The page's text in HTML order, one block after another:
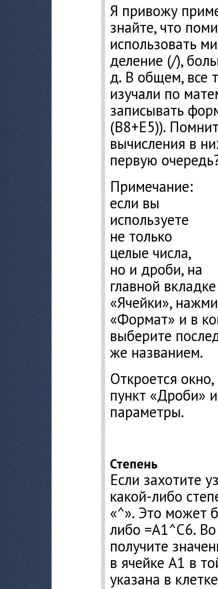
Я привожу
знайте, что
использовать
деление (/),
д. В общем, все
изучали по
записывать
(В8+Е5)).
вычисления в
первую
Примечание:
если вы
используете
не только
целые числа,
но и дроби, на
главной
«Ячейки»,
«Формат» и в
выберите
же названием.
Откроется
пункт «Дроби»
параметры.
Степень
Если захотите
какой-либо
«^». Это может
либо =А1^С6.
получите
в ячейке А1 в
указана в